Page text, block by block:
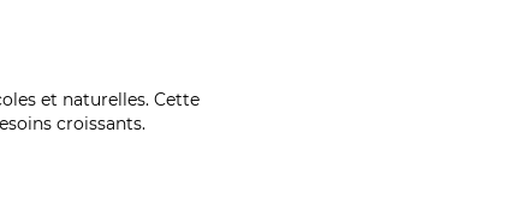
et naturelles. Cette
croissants.